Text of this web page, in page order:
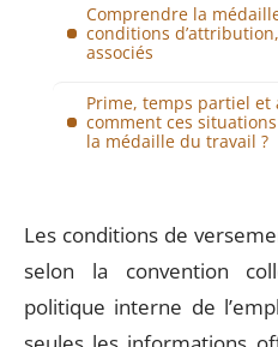
Comprendre la
conditions
associés
Prime, temps partiel et
comment ces
la médaille du travail ?
Les conditions de
selon la convention
politique interne de